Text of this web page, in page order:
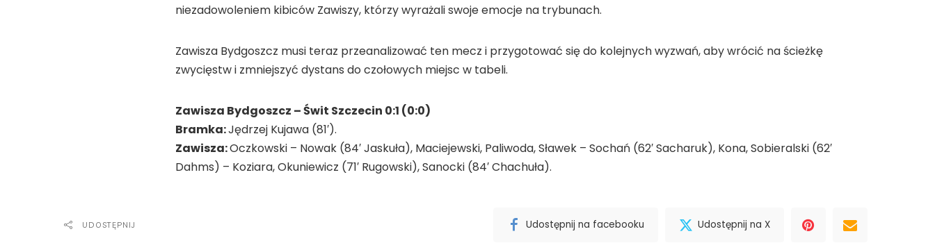
niezadowoleniem kibiców Zawiszy, którzy wyrażali swoje emocje na trybunach.
Zawisza Bydgoszcz musi teraz przeanalizować ten mecz i przygotować się do kolejnych wyzwań, aby wrócić na ścieżkę
zwycięstw i zmniejszyć dystans do czołowych miejsc w tabeli.
Zawisza Bydgoszcz – Świt Szczecin 0:1 (0:0)
Bramka:Jędrzej Kujawa (81′).
Zawisza:Oczkowski – Nowak (84′ Jaskuła), Maciejewski, Paliwoda, Sławek – Sochań (62′ Sacharuk), Kona, Sobieralski (62′
Dahms) – Koziara, Okuniewicz (71′ Rugowski), Sanocki (84′ Chachuła).
UDOSTĘPNIJ Udostępnij na facebooku Udostępnij na X